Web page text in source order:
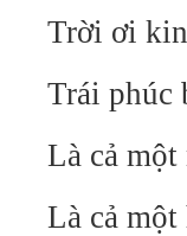
Trời ơi
Trái phúc
Là cả
Là cả một